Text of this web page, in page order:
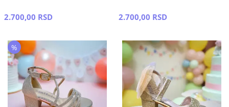
2.700,00 RSD 2.700,00 RSD
%